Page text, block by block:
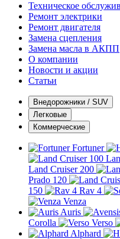
Техническое
Ремонт электрики
Ремонт двигателя
Замена сцепления
Замена масла в АКПП
О компании
Новости и акции
Статьи
Внедорожники / SUV
Легковые
Коммерческие
Fortuner
Land Cruiser 200
Prado 120
150
Rav 4
Venza
Auris
Corolla
Verso
Alphard